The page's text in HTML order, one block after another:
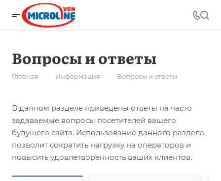
Вопросы и ответы
Главная — Информация — Вопросы и ответы
В данном разделе приведены ответы на часто
задаваемые вопросы посетителей вашего
будущего сайта. Использование данного раздела
позволит сократить нагрузку на операторов и
повысить удовлетворенность ваших клиентов.